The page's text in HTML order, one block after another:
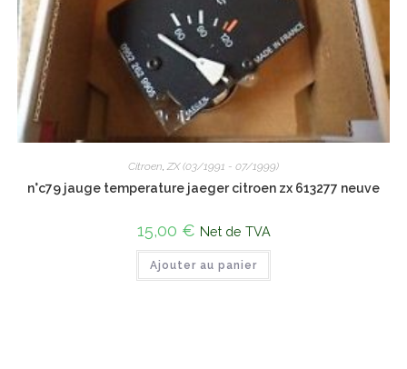
Citroen,ZX (03/1991 - 07/1999)
n°c79 jauge temperature jaeger citroen zx 613277 neuve
15,00 € Net de TVA
Ajouter au panier